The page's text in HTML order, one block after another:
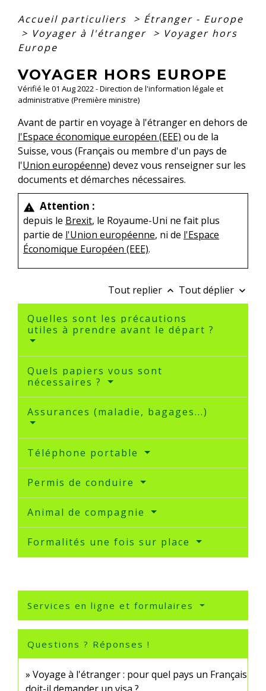
Accueil particuliers > Étranger - Europe
> Voyager à l'étranger > Voyager hors
Europe
VOYAGER HORS EUROPE
Vérifié le 01 Aug 2022 - Direction de l'information légale et
administrative (Première ministre)
Avant de partir en voyage à l'étranger en dehors de
l'Espace économique européen (EEE) ou de la
Suisse, vous (Français ou membre d'un pays de
l'Union européenne) devez vous renseigner sur les
documents et démarches nécessaires.
warning Attention :
depuis le Brexit, le Royaume-Uni ne fait plus
partie de l'Union européenne, ni de l'Espace
Économique Européen (EEE).
Tout replier keyboard_arrow_up Tout déplier keyboard_arrow_down
Quelles sont les précautions
utiles à prendre avant le départ ?
Quels papiers vous sont
nécessaires ?
Assurances (maladie, bagages...)
Téléphone portable
Permis de conduire
Animal de compagnie
Formalités une fois sur place
Services en ligne et formulaires
Questions ? Réponses !
Voyage à l'étranger : pour quel pays un Français